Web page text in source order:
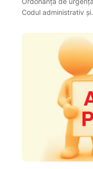
Codul administrativ